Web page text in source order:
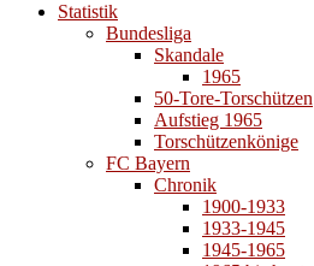
Statistik
Bundesliga
Skandale
1965
50-Tore-Torschützen
Aufstieg 1965
Torschützenkönige
FC Bayern
Chronik
1900-1933
1933-1945
1945-1965